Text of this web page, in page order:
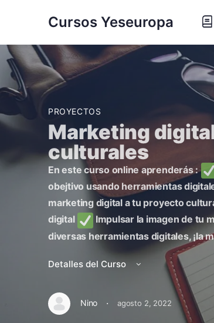
Cursos Yeseuropa
PROYECTOS
Marketing
culturales
En este curso online aprenderás :
obejtivo usando herramientas
marketing digital a tu proyecto
digital
Impulsar la imagen de tu
diversas herramientas digitales, ¡la
Detalles del Curso
Nino · agosto 2, 2022